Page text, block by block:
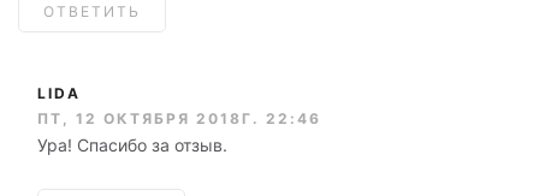
ОТВЕТИТЬ
LIDA
ПТ, 12 ОКТЯБРЯ 2018Г. 22:46
Ура! Спасибо за отзыв.